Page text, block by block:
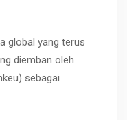
global yang terus
diemban oleh
sebagai